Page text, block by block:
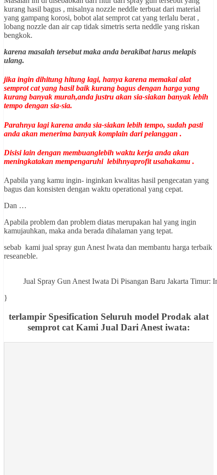
kurang hasil bagus , misalnya nozzle neddle terbuat dari material
yang gampang korosi, bobot alat semprot cat yang terlalu berat ,
lobang nozzle dan air cap tidak simetris serta neddle yang riskan
bengkok.
karena masalah tersebut maka anda berakibat harus melapis
ulang.
jika ingin dihitung hitung lagi, hanya karena memakai alat
semprot cat yang hasil baik kurang bagus dengan harga yang
kurang banyak murah,anda justru akan sia-siakan banyak lebih
tempo dengan sia-sia.
Parahnya lagi karena anda sia-siakan lebih tempo, sudah pasti
anda akan menerima banyak komplain dari pelanggan .
Disisi lain dengan membuanglebih waktu kerja anda akan
meningkatakan mempengaruhi lebihnyaprofit usahakamu .
Apabila yang kamu ingin- inginkan kwalitas hasil pengecatan yang
bagus dan konsisten dengan waktu operational yang cepat.
Dan …
Apabila problem dan problem diatas merupakan hal yang ingin
kamujauhkan, maka anda berada dihalaman yang tepat.
sebab kami jual spray gun Anest Iwata dan membantu harga terbaik
reseaneble.
Jual Spray Gun Anest Iwata Di Pisangan Baru Jakarta
}
terlampir Spesification Seluruh model Prodak alat
semprot cat Kami Jual Dari Anest iwata: